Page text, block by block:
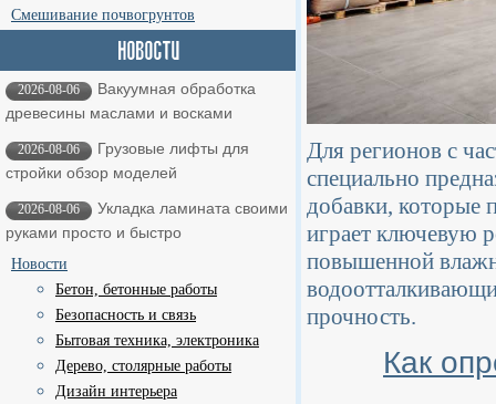
Смешивание почвогрунтов
2026-08-06
Вакуумная обработка
древесины маслами и восками
2026-08-06
Грузовые лифты для
стройки обзор моделей
2026-08-06
Укладка ламината своими
руками просто и быстро
Новости
Бетон, бетонные работы
Безопасность и связь
Бытовая техника, электроника
Дерево, столярные работы
Дизайн интерьера
Для регионов с
специально
добавки, которые
играет ключевую
повышенной
прочность.
Как